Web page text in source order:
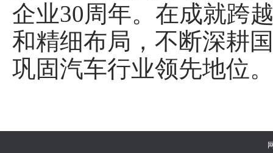
企业30周年。在成就跨
和精细布局，不断深耕
巩固汽车行业领先地位